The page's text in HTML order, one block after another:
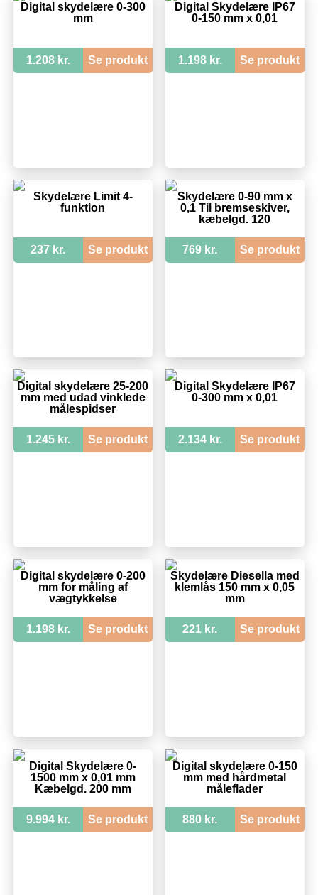
Digital skydelære 0-300
mm
1.208 kr. Se produkt
Digital Skydelære IP67
0-150 mm x 0,01
1.198 kr. Se produkt
Skydelære Limit 4-
funktion
237 kr. Se produkt
Skydelære 0-90 mm x
0,1 Til bremseskiver,
kæbelgd. 120
769 kr. Se produkt
Digital skydelære 25-200
mm med udad vinklede
målespidser
1.245 kr. Se produkt
Digital Skydelære IP67
0-300 mm x 0,01
2.134 kr. Se produkt
Digital skydelære 0-200
mm for måling af
vægtykkelse
1.198 kr. Se produkt
Skydelære Diesella med
klemlås 150 mm x 0,05
mm
221 kr. Se produkt
Digital Skydelære 0-
1500 mm x 0,01 mm
Kæbelgd. 200 mm
9.994 kr. Se produkt
Digital skydelære 0-150
mm med hårdmetal
måleflader
880 kr. Se produkt